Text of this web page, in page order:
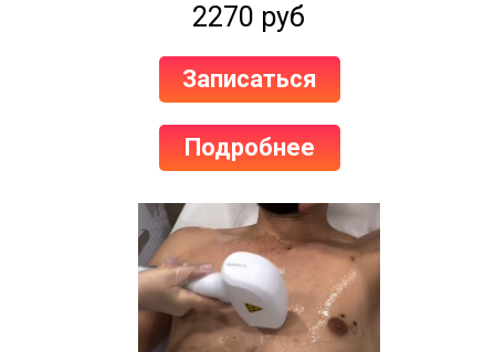
2270 руб
Записаться
Подробнее